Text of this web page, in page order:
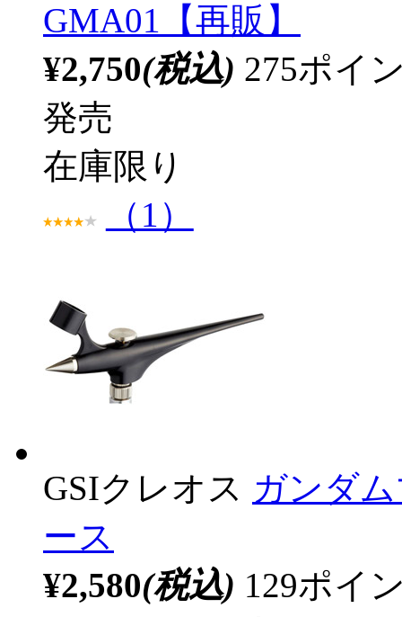
GMA01【再販】
¥2,750(税込) 275ポイ
発売
在庫限り
（1）
GSIクレオス ガンダ
ース
¥2,580(税込) 129ポイ